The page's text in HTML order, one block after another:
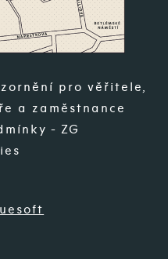
pro věřitele,
a zaměstnance
- ZG